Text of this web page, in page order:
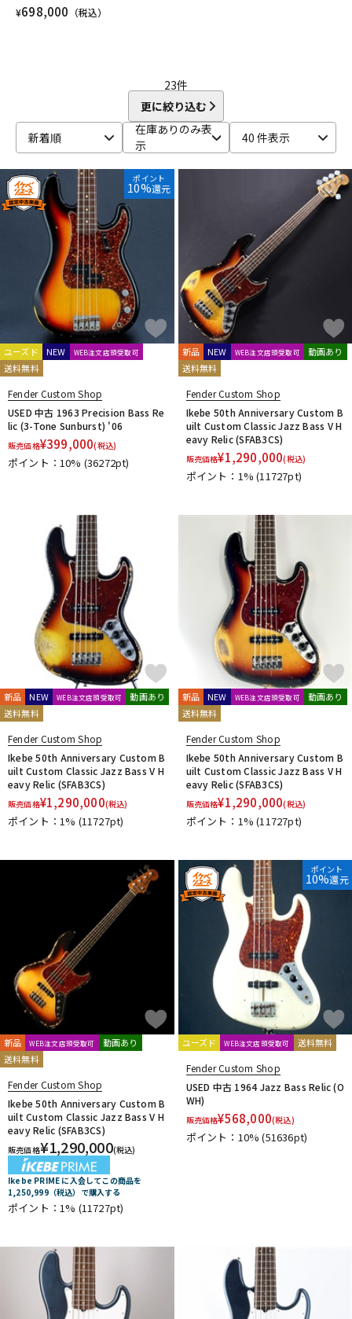
¥698,000 （税込）
23件
更に絞り込む
新着順
在庫ありのみ表
示
40 件表示
ポイント
10%還元
ユーズド NEW WEB注文店頭受取可
送料無料
Fender Custom Shop
USED 中古 1963 Precision Bass Re
lic (3-Tone Sunburst) '06
販売価格¥399,000(税込)
ポイント：10% (36272pt)
新品 NEW WEB注文店頭受取可
動画あり
送料無料
Fender Custom Shop
Ikebe 50th Anniversary Custom B
uilt Custom Classic Jazz Bass V H
eavy Relic (SFAB3CS)
販売価格¥1,290,000(税込)
ポイント：1%(11727pt)
新品 NEW WEB注文店頭受取可
動画あり
送料無料
Fender Custom Shop
Ikebe 50th Anniversary Custom B
uilt Custom Classic Jazz Bass V H
eavy Relic (SFAB3CS)
販売価格¥1,290,000(税込)
ポイント：1% (11727pt)
新品 NEW WEB注文店頭受取可
動画あり
送料無料
Fender Custom Shop
Ikebe 50th Anniversary Custom B
uilt Custom Classic Jazz Bass V H
eavy Relic (SFAB3CS)
販売価格¥1,290,000(税込)
ポイント：1%(11727pt)
新品 WEB注文店頭受取可
動画あり
送料無料
Fender Custom Shop
Ikebe 50th Anniversary Custom B
uilt Custom Classic Jazz Bass V H
eavy Relic (SFAB3CS)
販売価格¥1,290,000(税込)
Ikebe PRIME に入会してこの商品を
1,250,999（税込）で購入する
ポイント：1% (11727pt)
ポイント
10%還元
ユーズド WEB注文店頭受取可 送料無料
Fender Custom Shop
USED 中古 1964 Jazz Bass Relic (O
WH)
販売価格¥568,000(税込)
ポイント：10%(51636pt)